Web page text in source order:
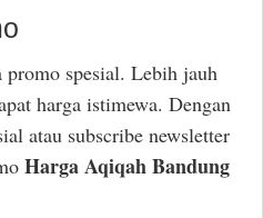
spesial. Lebih jauh
harga istimewa. Dengan
atau subscribe newsletter
Harga Aqiqah Bandung